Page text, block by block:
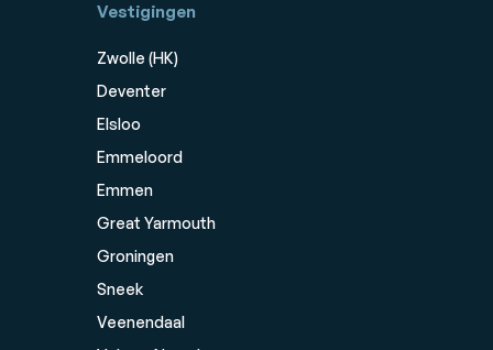
Vestigingen
Zwolle (HK)
Deventer
Elsloo
Emmeloord
Emmen
Great Yarmouth
Groningen
Sneek
Veenendaal